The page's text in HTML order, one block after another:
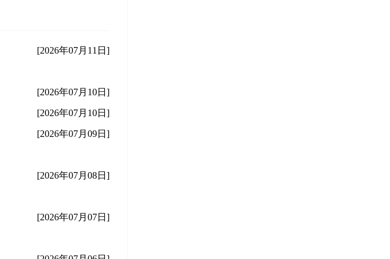
[2026年07月11日]
[2026年07月10日]
[2026年07月10日]
[2026年07月09日]
[2026年07月08日]
[2026年07月07日]